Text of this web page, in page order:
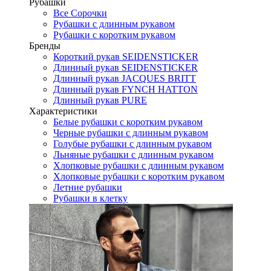
Рубашки
Все Сорочки
Рубашки с длинным рукавом
Рубашки с коротким рукавом
Бренды
Короткий рукав SEIDENSTICKER
Длинный рукав SEIDENSTICKER
Длинный рукав JAСQUES BRITT
Длинный рукав FYNCH HATTON
Длинный рукав PURE
Характеристики
Белые рубашки с коротким рукавом
Черные рубашки с длинным рукавом
Голубые рубашки с длинным рукавом
Льняные рубашки с длинным рукавом
Хлопковые рубашки с длинным рукавом
Хлопковые рубашки с коротким рукавом
Летние рубашки
Рубашки в клетку